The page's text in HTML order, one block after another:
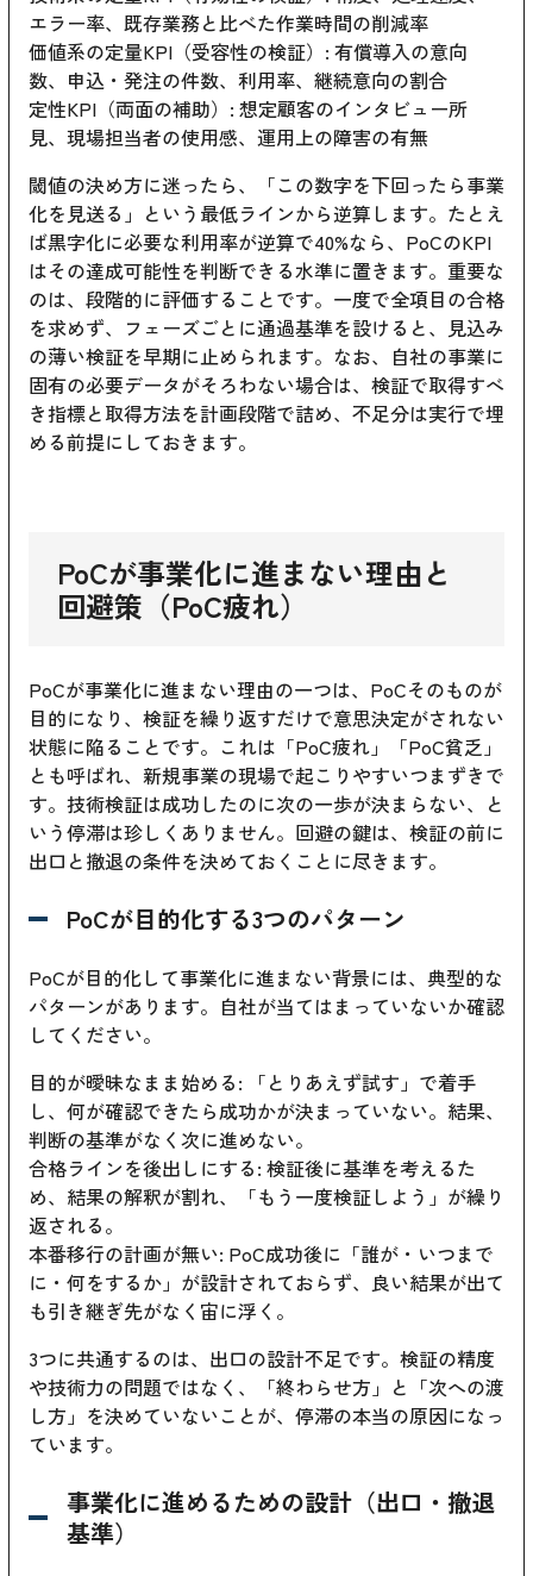
エラー率、既存業務と比べた作業時間の削減率
価値系の定量KPI（受容性の検証）: 有償導入の意向
数、申込・発注の件数、利用率、継続意向の割合
定性KPI（両面の補助）: 想定顧客のインタビュー所
見、現場担当者の使用感、運用上の障害の有無
閾値の決め方に迷ったら、「この数字を下回ったら事業
化を見送る」という最低ラインから逆算します。たとえ
ば黒字化に必要な利用率が逆算で40%なら、PoCのKPI
はその達成可能性を判断できる水準に置きます。重要な
のは、段階的に評価することです。一度で全項目の合格
を求めず、フェーズごとに通過基準を設けると、見込み
の薄い検証を早期に止められます。なお、自社の事業に
固有の必要データがそろわない場合は、検証で取得すべ
き指標と取得方法を計画段階で詰め、不足分は実行で埋
める前提にしておきます。
PoCが事業化に進まない理由と
回避策（PoC疲れ）
PoCが事業化に進まない理由の一つは、PoCそのものが
目的になり、検証を繰り返すだけで意思決定がされない
状態に陥ることです。これは「PoC疲れ」「PoC貧乏」
とも呼ばれ、新規事業の現場で起こりやすいつまずきで
す。技術検証は成功したのに次の一歩が決まらない、と
いう停滞は珍しくありません。回避の鍵は、検証の前に
出口と撤退の条件を決めておくことに尽きます。
PoCが目的化する3つのパターン
PoCが目的化して事業化に進まない背景には、典型的な
パターンがあります。自社が当てはまっていないか確認
してください。
目的が曖昧なまま始める: 「とりあえず試す」で着手
し、何が確認できたら成功かが決まっていない。結果、
判断の基準がなく次に進めない。
合格ラインを後出しにする: 検証後に基準を考えるた
め、結果の解釈が割れ、「もう一度検証しよう」が繰り
返される。
本番移行の計画が無い: PoC成功後に「誰が・いつまで
に・何をするか」が設計されておらず、良い結果が出て
も引き継ぎ先がなく宙に浮く。
3つに共通するのは、出口の設計不足です。検証の精度
や技術力の問題ではなく、「終わらせ方」と「次への渡
し方」を決めていないことが、停滞の本当の原因になっ
ています。
事業化に進めるための設計（出口・撤退
基準）